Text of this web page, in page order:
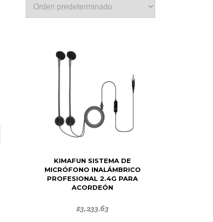
KIMAFUN SISTEMA DE
MICRÓFONO INALÁMBRICO
PROFESIONAL 2.4G PARA
ACORDEÓN
$3,233.63